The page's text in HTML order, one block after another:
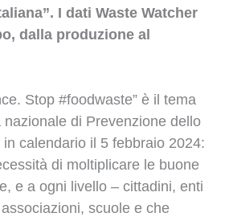
I dati Waste Watcher
dalla produzione al
Stop #foodwaste” è il tema
nazionale di Prevenzione dello
calendario il 5 febbraio 2024:
di moltiplicare le buone
e a ogni livello – cittadini, enti
scuole e che